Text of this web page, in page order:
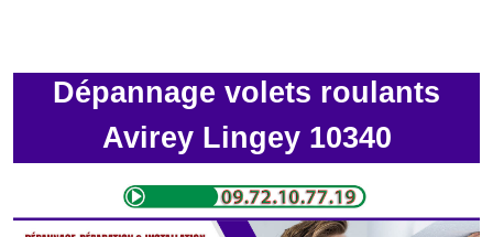
Dépannage volets roulants
Avirey Lingey 10340